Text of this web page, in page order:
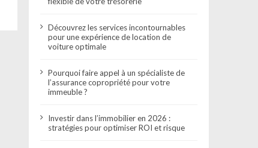
Découvrez les services incontournables
pour une expérience de location de
voiture optimale
Pourquoi faire appel à un spécialiste de
l’assurance copropriété pour votre
immeuble ?
Investir dans l’immobilier en 2026 :
stratégies pour optimiser ROI et risque